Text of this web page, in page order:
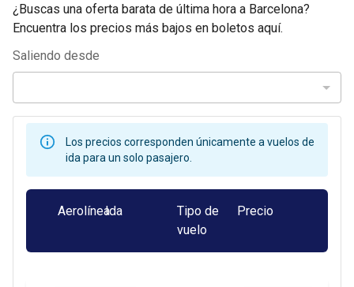
¿Buscas una oferta barata de última hora a Barcelona?
Encuentra los precios más bajos en boletos aquí.
Saliendo desde
Los precios corresponden únicamente a vuelos de
ida para un solo pasajero.
AerolíneaIda
Tipo de
vuelo
Precio